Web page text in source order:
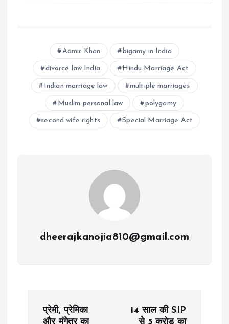
Aamir Khan bigamy in India
divorce law India Hindu Marriage Act
Indian marriage law multiple marriages
Muslim personal law polygamy
second wife rights Special Marriage Act
dheerajkanojia810@gmail.com
प्रेमी, प्रेमिका
14 साल की SIP